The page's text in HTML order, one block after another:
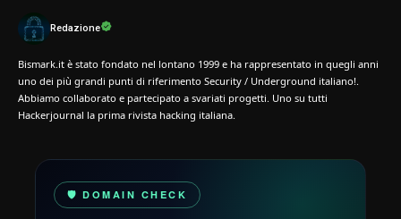
Redazione
Bismark.it è stato fondato nel lontano 1999 e ha rappresentato in quegli anni
uno dei più grandi punti di riferimento Security / Underground italiano!.
Abbiamo collaborato e partecipato a svariati progetti. Uno su tutti
Hackerjournal la prima rivista hacking italiana.
🛡️ DOMAIN CHECK